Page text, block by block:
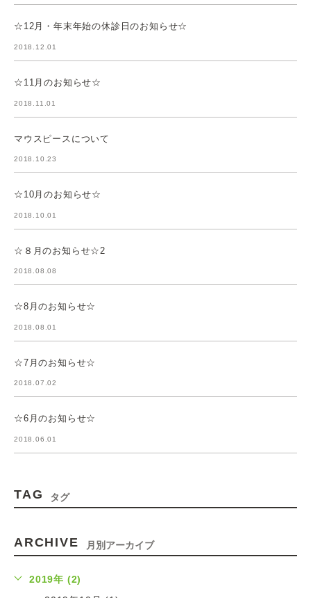
☆12月・年末年始の休診日のお知らせ☆
2018.12.01
☆11月のお知らせ☆
2018.11.01
マウスピースについて
2018.10.23
☆10月のお知らせ☆
2018.10.01
☆８月のお知らせ☆2
2018.08.08
☆8月のお知らせ☆
2018.08.01
☆7月のお知らせ☆
2018.07.02
☆6月のお知らせ☆
2018.06.01
TAG タグ
ARCHIVE 月別アーカイブ
2019年 (2)